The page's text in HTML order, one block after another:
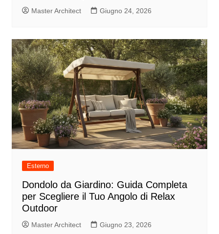
Master Architect Giugno 24, 2026
Esterno
Dondolo da Giardino: Guida Completa
per Scegliere il Tuo Angolo di Relax
Outdoor
Master Architect Giugno 23, 2026